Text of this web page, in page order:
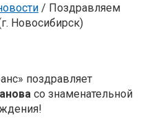
/ Поздравляем
Новосибирск)
поздравляет
со знаменательной